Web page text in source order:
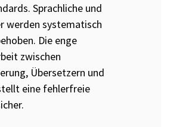
Sprachliche und
werden systematisch
Die enge
zwischen
Übersetzern und
eine fehlerfreie